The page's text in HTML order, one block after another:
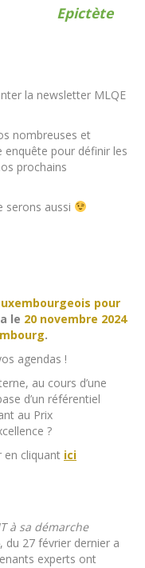
Epictète
la newsletter MLQE
nombreuses et
pour définir les
prochains
serons aussi
pour
le 20 novembre 2024
.
agendas !
au cours d’une
d’un référentiel
au Prix
?
en cliquant ici
à sa démarche
, du 27 février dernier a
experts ont